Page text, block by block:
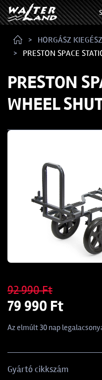
HORGÁSZ
PRESTON SPACE
PRESTON
WHEEL
92 990 Ft
79 990 Ft
Az elmúlt 30 nap
Gyártó cikkszám